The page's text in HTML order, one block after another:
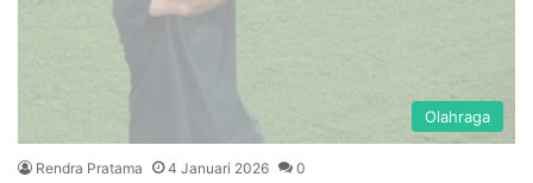
Olahraga
Rendra Pratama 4 Januari 2026 0